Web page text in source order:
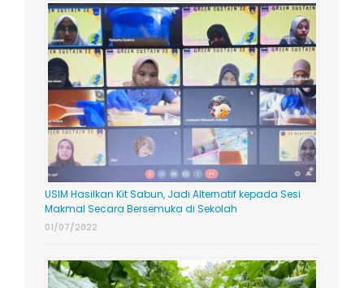
USIM Hasilkan Kit Sabun, Jadi Alternatif kepada Sesi
Makmal Secara Bersemuka di Sekolah
01/07/2022